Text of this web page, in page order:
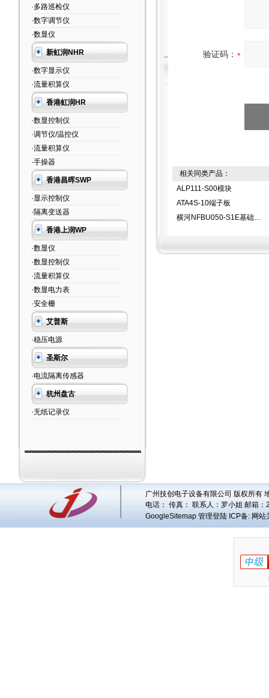
·多路巡检仪
·数字调节仪
·数显仪
新虹润NHR
·数字显示仪
·流量积算仪
香港虹润HR
·数显控制仪
·调节仪/温控仪
·流量积算仪
·手操器
香港昌晖SWP
·显示控制仪
·隔离变送器
香港上润WP
·数显仪
·数显控制仪
·流量积算仪
·数显电力表
·安全栅
艾普斯
·稳压电源
圣斯尔
·电流隔离传感器
杭州盘古
·无纸记录仪
验证码：
相关同类产品：
ALP111-S00模块
ATA4S-10端子板
横河NFBU050-S1E基础模块
广州技创电子设备有限公司 版权所有
电话： 传真： 联系人： 罗小姐 邮箱：
GoogleSitemap 管理登陆 ICP备: 网站